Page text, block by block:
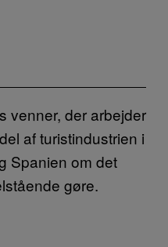
venner, der arbejder
af turistindustrien i
Spanien om det
gøre.